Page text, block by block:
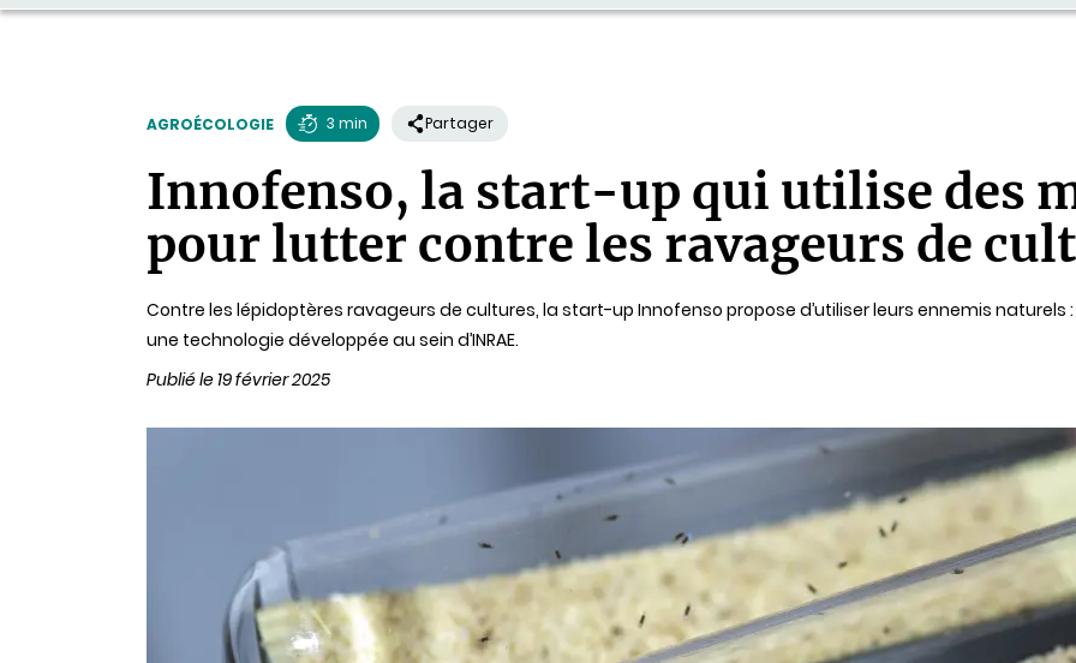
AGROÉCOLOGIE
de
3 min Partager
Innofenso, la start-up qui utilise des
pour lutter contre les ravageurs de
Contre les lépidoptères ravageurs de cultures, la start-up Innofenso propose d’utiliser leurs ennemis
une technologie développée au sein d’INRAE.
Publié le 19 février 2025